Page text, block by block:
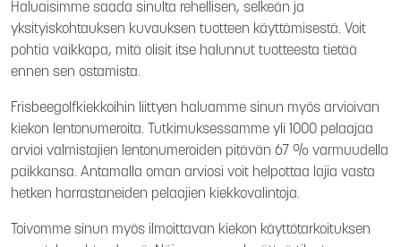
Haluaisimme saada sinulta rehellisen, selkeän ja
yksityiskohtauksen kuvauksen tuotteen käyttämisestä. Voit
pohtia vaikkapa, mitä olisit itse halunnut tuotteesta tietää
ennen sen ostamista.
Frisbeegolfkiekkoihin liittyen haluamme sinun myös arvioivan
kiekon lentonumeroita. Tutkimuksessamme yli 1000 pelaajaa
arvioi valmistajien lentonumeroiden pitävän 67 % varmuudella
paikkansa. Antamalla oman arviosi voit helpottaa lajia vasta
hetken harrastaneiden pelaajien kiekkovalintoja.
Toivomme sinun myös ilmoittavan kiekon käyttötarkoituksen